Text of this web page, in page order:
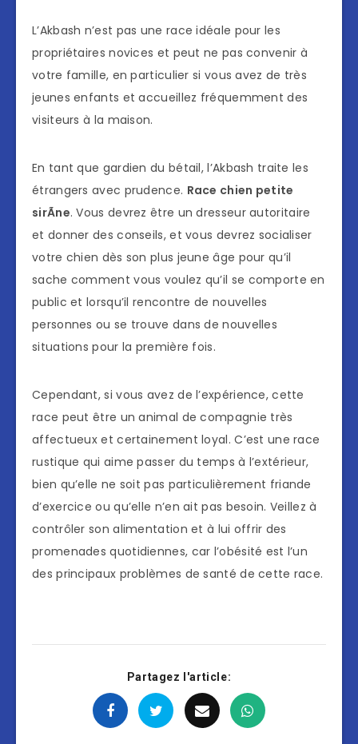
L’Akbash n’est pas une race idéale pour les
propriétaires novices et peut ne pas convenir à
votre famille, en particulier si vous avez de très
jeunes enfants et accueillez fréquemment des
visiteurs à la maison.
En tant que gardien du bétail, l’Akbash traite les
étrangers avec prudence. Race chien petite
sirÃne. Vous devrez être un dresseur autoritaire
et donner des conseils, et vous devrez socialiser
votre chien dès son plus jeune âge pour qu’il
sache comment vous voulez qu’il se comporte en
public et lorsqu’il rencontre de nouvelles
personnes ou se trouve dans de nouvelles
situations pour la première fois.
Cependant, si vous avez de l’expérience, cette
race peut être un animal de compagnie très
affectueux et certainement loyal. C’est une race
rustique qui aime passer du temps à l’extérieur,
bien qu’elle ne soit pas particulièrement friande
d’exercice ou qu’elle n’en ait pas besoin. Veillez à
contrôler son alimentation et à lui offrir des
promenades quotidiennes, car l’obésité est l’un
des principaux problèmes de santé de cette race.
Partagez l'article: